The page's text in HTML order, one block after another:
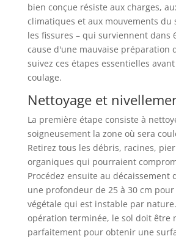
bien conçue résiste aux charges,
climatiques et aux mouvements du
les fissures – qui surviennent dans
cause d'une mauvaise préparation
suivez ces étapes essentielles
coulage.
Nettoyage et
La première étape consiste à
soigneusement la zone où sera
Retirez tous les débris, racines,
organiques qui pourraient
Procédez ensuite au décaissement
une profondeur de 25 à 30 cm
végétale qui est instable par
opération terminée, le sol doit être
parfaitement pour obtenir une